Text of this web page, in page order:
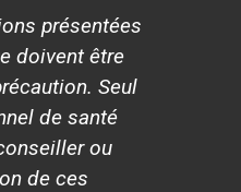
présentées
doivent être
Seul
de santé
ou
de ces